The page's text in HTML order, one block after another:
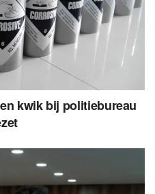
kwik bij politiebureau